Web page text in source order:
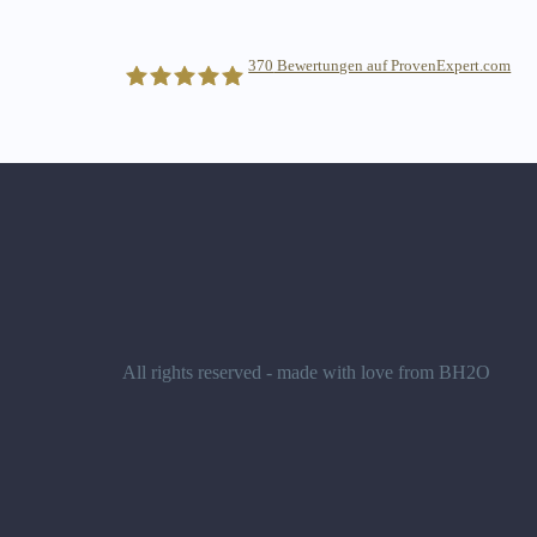
370 Bewertungen auf ProvenExpert.com
All rights reserved - made with love from BH2O